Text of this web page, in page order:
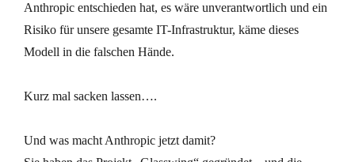
Anthropic entschieden hat, es wäre unverantwortlich und ein
Risiko für unsere gesamte IT-Infrastruktur, käme dieses
Modell in die falschen Hände.
Kurz mal sacken lassen….
Und was macht Anthropic jetzt damit?